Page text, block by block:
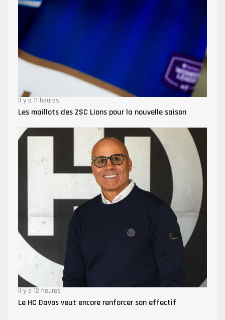
Il y a 11 heures
Les maillots des ZSC Lions pour la nouvelle saison
Il y a 12 heures
Le HC Davos veut encore renforcer son effectif